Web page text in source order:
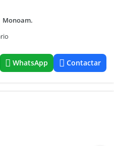
Monoam.
WhatsApp Contactar